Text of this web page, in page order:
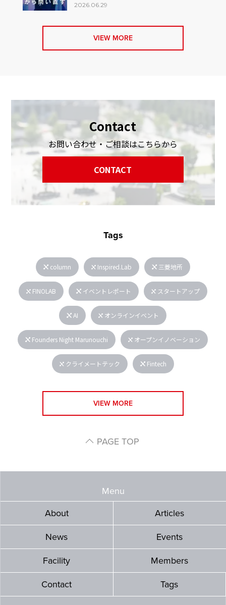
2026.06.29
VIEW MORE
Contact
お問い合わせ・ご相談はこちらから
CONTACT
Tags
column Inspired.Lab 三菱地所
FINOLAB イベントレポート スタートアップ
AI オンラインイベント
Founders Night Marunouchi オープンイノベーション
クライメートテック Fintech
VIEW MORE
PAGE TOP
Menu
About
Articles
News Events
Facility Members
Contact Tags